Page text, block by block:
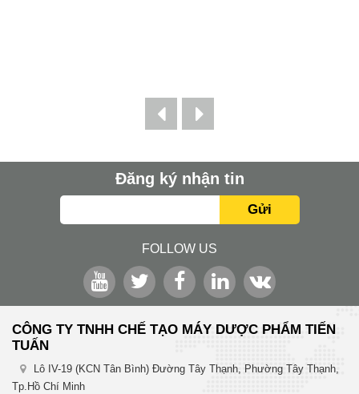
Đăng ký nhận tin
Gửi
FOLLOW US
CÔNG TY TNHH CHẾ TẠO MÁY DƯỢC PHẨM TIẾN
TUẤN
Lô IV-19 (KCN Tân Bình) Đường Tây Thạnh, Phường Tây Thạnh,
Tp.Hồ Chí Minh